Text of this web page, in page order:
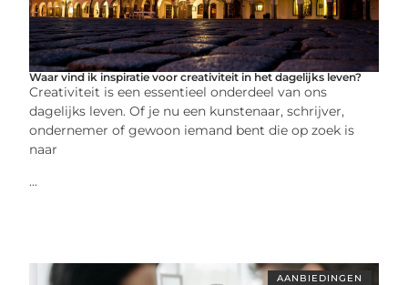
Waar vind ik inspiratie voor creativiteit in het dagelijks leven?
Creativiteit is een essentieel onderdeel van ons
dagelijks leven. Of je nu een kunstenaar, schrijver,
ondernemer of gewoon iemand bent die op zoek is
naar
...
AANBIEDINGEN